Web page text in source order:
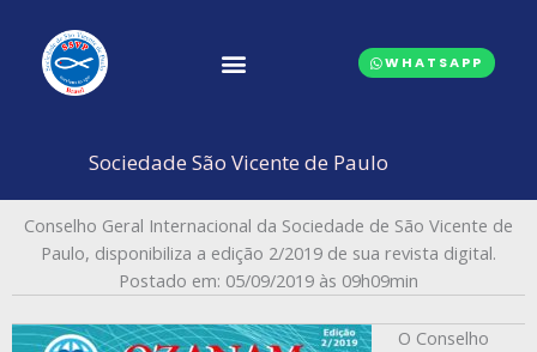
conteúdo
WHATSAPP
Sociedade São Vicente de Paulo
Conselho Geral Internacional da Sociedade de São Vicente de
Paulo, disponibiliza a edição 2/2019 de sua revista digital.
Postado em: 05/09/2019 às 09h09min
O Conselho